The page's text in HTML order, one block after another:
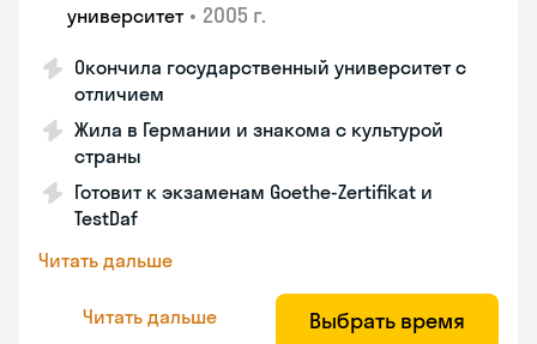
университет • 2005 г.
Окончила государственный университет с
отличием
Жила в Германии и знакома с культурой
страны
Готовит к экзаменам Goethe-Zertifikat и
TestDaf
Читать дальше
Читать дальше Выбрать время